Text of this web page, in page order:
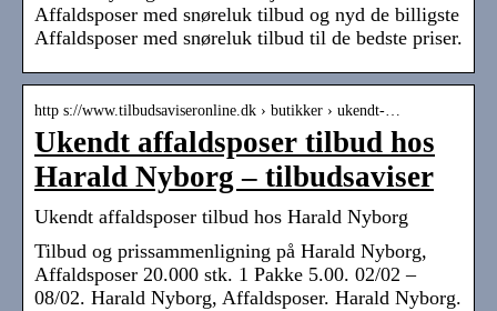
Affaldsposer med snøreluk tilbud og nyd de billigste
Affaldsposer med snøreluk tilbud til de bedste priser.
http s://www.tilbudsaviseronline.dk › butikker › ukendt-…
Ukendt affaldsposer tilbud hos
Harald Nyborg – tilbudsaviser
Ukendt affaldsposer tilbud hos Harald Nyborg
Tilbud og prissammenligning på Harald Nyborg,
Affaldsposer 20.000 stk. 1 Pakke 5.00. 02/02 –
08/02. Harald Nyborg, Affaldsposer. Harald Nyborg.